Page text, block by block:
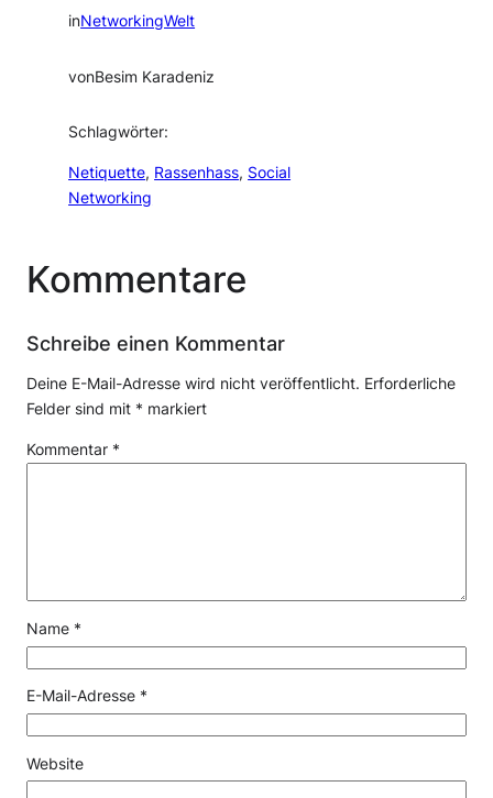
inNetworkingWelt
vonBesim Karadeniz
Schlagwörter:
Netiquette, Rassenhass, Social
Networking
Kommentare
Schreibe einen Kommentar
Deine E-Mail-Adresse wird nicht veröffentlicht. Erforderliche
Felder sind mit * markiert
Kommentar *
Name *
E-Mail-Adresse *
Website